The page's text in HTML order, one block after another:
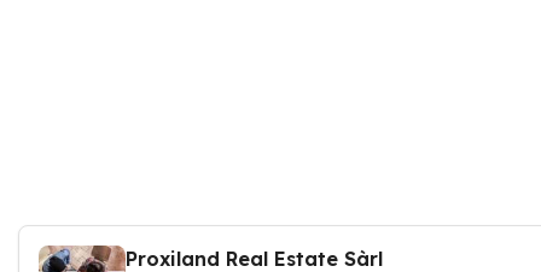
Proxiland Real Estate Sàrl